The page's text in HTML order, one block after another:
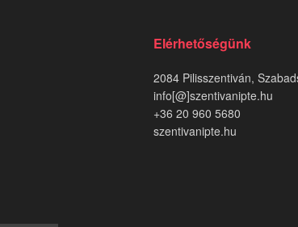
Elérhetőségünk
2084 Pilisszentiván,
info[@]szentivanipte.hu
+36 20 960 5680
szentivanipte.hu